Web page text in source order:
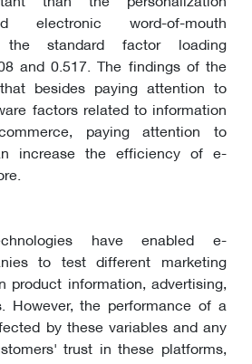
electronic word-of-mouth
standard factor loading
and 0.517. The findings of the
besides paying attention to
factors related to information
paying attention to
increase the efficiency of e-
have enabled e-
to test different marketing
product information, advertising,
However, the performance of a
by these variables and any
trust in these platforms,